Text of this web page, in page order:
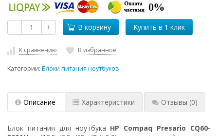
- + В корзину
К сравнению В избранное
Категории: Блоки питания ноутбуков
Описание Характеристики Отзывы (0)
Блок питания для ноутбука HP Compaq Presario CQ60-